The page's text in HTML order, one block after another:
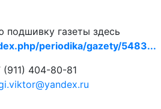
подшивку газеты здесь
periodika/gazety/5483...
(911) 404-80-81